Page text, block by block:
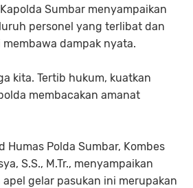
Sumbar menyampaikan
personel yang terlibat dan
dampak nyata.
kita. Tertib hukum, kuatkan
membacakan amanat
Humas Polda Sumbar, Kombes
S.S., M.Tr., menyampaikan
gelar pasukan ini merupakan